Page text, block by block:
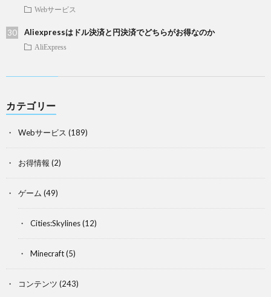
Webサービス
Aliexpressはドル決済と円決済でどちらがお得なのか
AliExpress
カテゴリー
Webサービス (189)
お得情報 (2)
ゲーム (49)
Cities:Skylines(12)
Minecraft(5)
コンテンツ (243)